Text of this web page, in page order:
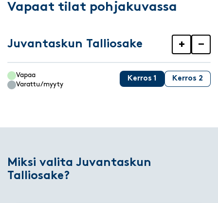
Vapaat tilat pohjakuvassa
Juvantaskun Talliosake + −
Vapaa
Varattu/myyty
Kerros 1 Kerros 2
Miksi valita Juvantaskun
Talliosake?